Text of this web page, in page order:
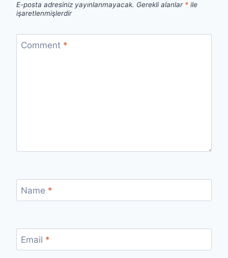
E-posta adresiniz yayınlanmayacak. Gerekli alanlar * ile
işaretlenmişlerdir
Comment *
Name *
Email *